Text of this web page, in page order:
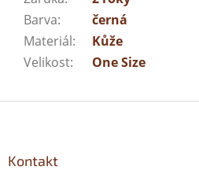
Barva:
černá
Materiál:
Kůže
Velikost: One Size
Kontakt